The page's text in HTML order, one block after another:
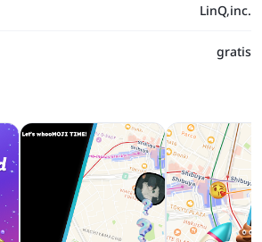
LinQ,inc.
gratis